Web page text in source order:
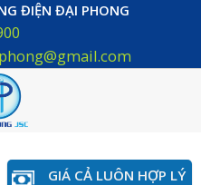
ĐIỆN ĐẠI PHONG
GIÁ CẢ LUÔN HỢP LÝ